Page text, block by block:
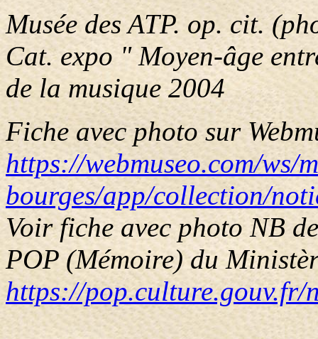
Musée des ATP. op. cit.
Cat. expo " Moyen-âge
de la musique 2004
Fiche avec photo sur
https://webmuseo.com/ws/
bourges/app/collection/
Voir fiche avec photo NB
POP (Mémoire) du
https://pop.culture.gouv.fr/